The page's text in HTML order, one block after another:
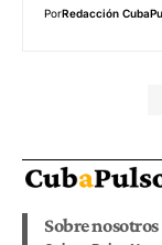
PorRedacción
Sobre nosotros